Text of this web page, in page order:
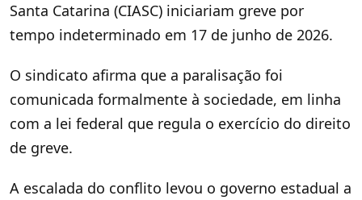
Santa Catarina (CIASC) iniciariam greve por
tempo indeterminado em 17 de junho de 2026.
O sindicato afirma que a paralisação foi
comunicada formalmente à sociedade, em linha
com a lei federal que regula o exercício do direito
de greve.
A escalada do conflito levou o governo estadual a